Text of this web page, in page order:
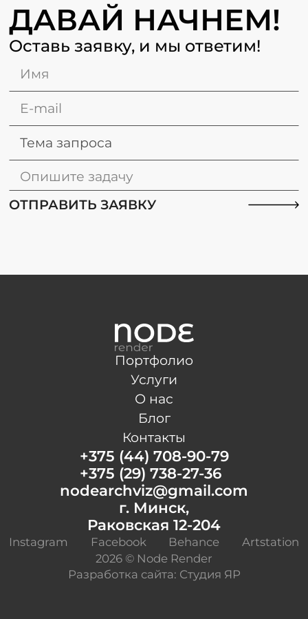
ДАВАЙ НАЧНЕМ!
Оставь заявку, и мы ответим!
Тема запроса
Архитекторы и дизайнеры
Производители
Вакансии
ОТПРАВИТЬ ЗАЯВКУ
Портфолио
Услуги
О нас
Блог
Контакты
+375 (44) 708-90-79
+375 (29) 738-27-36
nodearchviz@gmail.com
г. Минск,
Раковская 12-204
Instagram Facebook Behance
Artstation
2026 © Node Render
Разработка сайта: Студия ЯР